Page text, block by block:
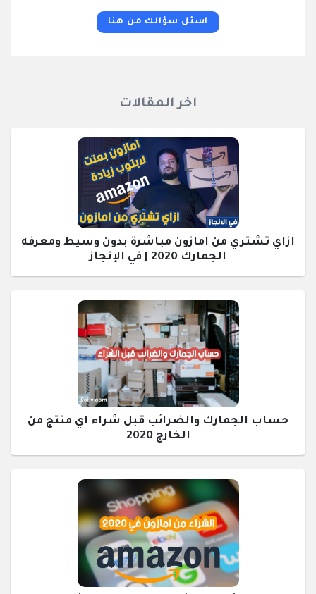
اسئل سؤالك من هنا
اخر المقالات
ازاي تشتري من امازون مباشرة بدون وسيط ومعرفه
الجمارك 2020 | في الإنجاز
حساب الجمارك والضرائب قبل شراء اي منتج من
الخارج 2020